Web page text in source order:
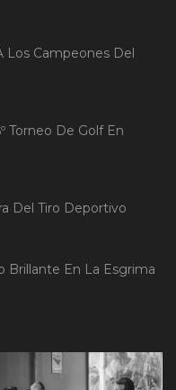
Los Campeones Del
Torneo De Golf En
Del Tiro Deportivo
Brillante En La Esgrima